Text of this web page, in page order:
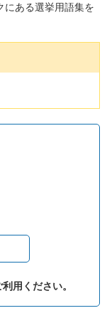
にある選挙用語集を
利用ください。